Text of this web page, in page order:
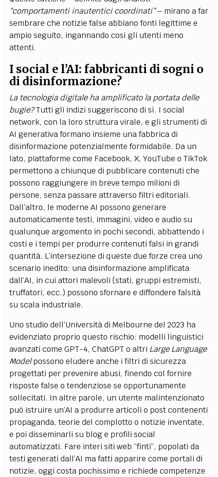
“comportamenti inautentici coordinati”– mirano a far
sembrare che notizie false abbiano fonti legittime e
ampio seguito, ingannando così gli utenti meno
attenti.
I social e l’AI: fabbricanti di sogni o
di disinformazione?
La tecnologia digitale ha amplificato la portata delle
bugie?Tutti gli indizi suggeriscono di sì. I social
network, con la loro struttura virale, e gli strumenti di
AI generativa formano insieme una fabbrica di
disinformazione potenzialmente formidabile. Da un
lato, piattaforme come Facebook, X, YouTube o TikTok
permettono a chiunque di pubblicare contenuti che
possono raggiungere in breve tempo milioni di
persone, senza passare attraverso filtri editoriali.
Dall’altro, le moderne AI possono generare
automaticamente testi, immagini, video e audio su
qualunque argomento in pochi secondi, abbattendo i
costi e i tempi per produrre contenuti falsi in grandi
quantità​. L’intersezione di queste due forze crea uno
scenario inedito: una disinformazione amplificata
dall’AI, in cui attori malevoli (stati, gruppi estremisti,
truffatori, ecc.) possono sfornare e diffondere falsità
su scala industriale.
Uno studio dell’Università di Melbourne del 2023 ha
evidenziato proprio questo rischio: modelli linguistici
avanzati come GPT-4, ChatGPT o altri Large Language
Modelpossono eludere anche i filtri di sicurezza
progettati per prevenire abusi, finendo col fornire
risposte false o tendenziose se opportunamente
sollecitati. In altre parole, un utente malintenzionato
può istruire un’AI a produrre articoli o post contenenti
propaganda, teorie del complotto o notizie inventate,
e poi disseminarli su blog e profili social
automatizzati. Fare interi siti web “finti”, popolati da
testi generati dall’AI ma fatti apparire come portali di
notizie, oggi costa pochissimo e richiede competenze